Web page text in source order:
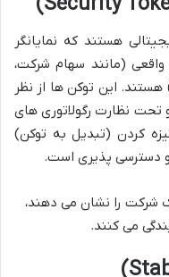
هستند که نمایانگر
(مانند سهام شرکت،
این توکن ها از نظر
تحت نظارت رگولاتوری های
کردن (تبدیل به توکن)
و دسترسی پذیری است.
شرکت را نشان می دهند،
می کنند.